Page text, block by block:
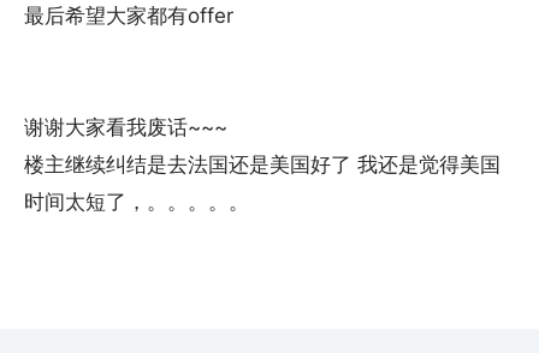
最后希望大家都有offer
谢谢大家看我废话~~~
楼主继续纠结是去法国还是美国好了 我还是觉得美国
时间太短了，。。。。。